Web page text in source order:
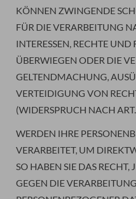
KÖNNEN ZWINGENDE
FÜR DIE VERARBEITUNG
INTERESSEN, RECHTE UND
ÜBERWIEGEN ODER DIE
GELTENDMACHUNG,
VERTEIDIGUNG VON
(WIDERSPRUCH NACH
WERDEN IHRE
VERARBEITET, UM
SO HABEN SIE DAS RECHT,
GEGEN DIE